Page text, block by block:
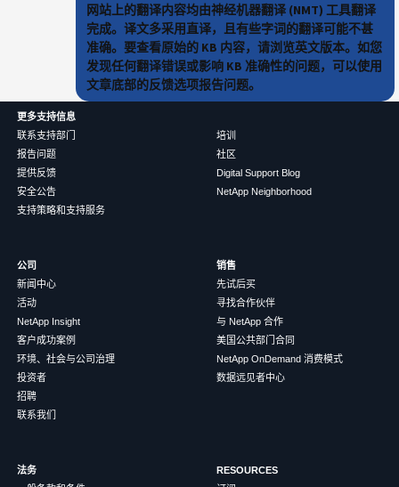
网站上的翻译内容均由神经机器翻译 (NMT) 工具翻译
完成。译文多采用直译，且有些字词的翻译可能不甚
准确。要查看原始的 KB 内容，请浏览英文版本。如您
发现任何翻译错误或影响 KB 准确性的问题，可以使用
文章底部的反馈选项报告问题。
更多支持信息
联系支持部门
报告问题
提供反馈
安全公告
支持策略和支持服务
培训
社区
Digital Support Blog
NetApp Neighborhood
公司
新闻中心
活动
NetApp Insight
客户成功案例
环境、社会与公司治理
投资者
招聘
联系我们
销售
先试后买
寻找合作伙伴
与 NetApp 合作
美国公共部门合同
NetApp OnDemand 消费模式
数据远见者中心
法务
RESOURCES